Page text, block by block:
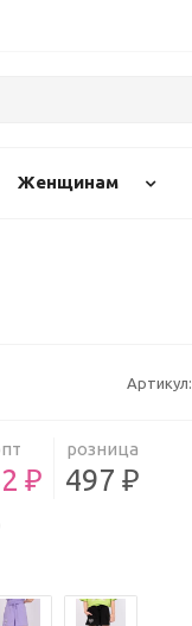
Женщинам
Артикул:
₽
розница
497 ₽